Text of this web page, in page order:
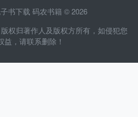
书下载 码农书籍 © 2026
权归著作人及版权方所有，如侵犯您
益，请联系删除！